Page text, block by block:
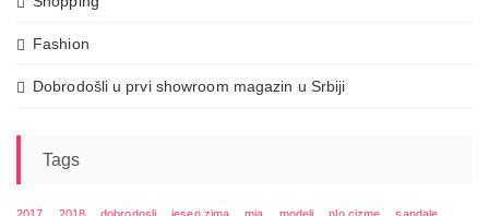
Fashion
Dobrodošli u prvi showroom magazin u Srbiji
Tags